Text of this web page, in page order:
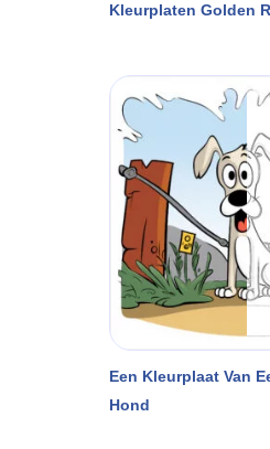
Kleurplaten Golden
Een Kleurplaat Van
Hond